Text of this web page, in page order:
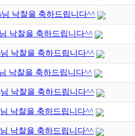
님 낙찰을 축하드립니다^^
낙찰을 축하드립니다^^
낙찰을 축하드립니다^^
낙찰을 축하드립니다^^
낙찰을 축하드립니다^^
낙찰을 축하드립니다^^
낙찰을 축하드립니다^^